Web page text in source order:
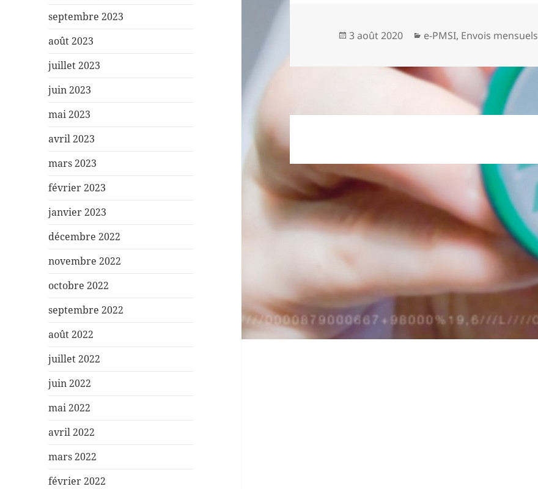
septembre 2023
août 2023
juillet 2023
juin 2023
mai 2023
avril 2023
mars 2023
février 2023
janvier 2023
décembre 2022
novembre 2022
octobre 2022
septembre 2022
août 2022
juillet 2022
juin 2022
mai 2022
avril 2022
mars 2022
février 2022
Publié
3 août 2020 Catégories
e-PMSI, Envois mensuels